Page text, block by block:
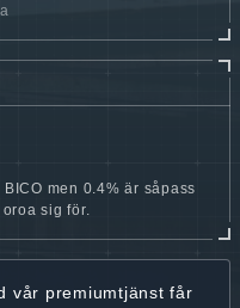
men 0.4% är såpass
sig för.
vår premiumtjänst får